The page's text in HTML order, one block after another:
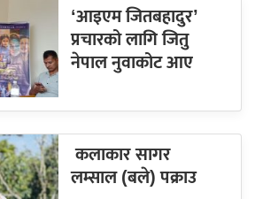
‘आइएम जितबहादुर’
प्रचारको लागि जितु
नेपाल नुवाकोट आए
कलाकार सागर
लम्साल (बले) पक्राउ